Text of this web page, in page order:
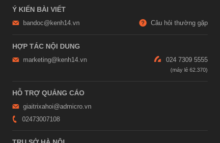
Ý KIẾN BÀI VIẾT
bandoc@kenh14.vn Câu hỏi thường gặp
HỢP TÁC NỘI DUNG
marketing@kenh14.vn 024 7309 5555
HỖ TRỢ QUẢNG CÁO
giaitrixahoi@admicro.vn
02473007108